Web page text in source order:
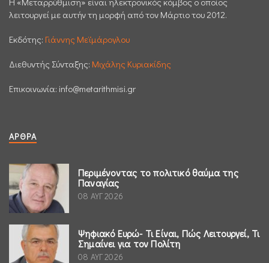
λειτουργεί με αυτήν τη μορφή από τον Μάρτιο του 2012.
Εκδότης: Γιάννης Μεϊμάρογλου
Διεθυντής Σύνταξης: Μιχάλης Κυριακίδης
Επικοινωνία: info@metarithmisi.gr
ΆΡΘΡΑ
Περιμένοντας το πολιτικό θαύμα της
Παναγίας
08 ΑΥΓ 2026
Ψηφιακό Ευρώ- Τι Είναι, Πώς Λειτουργεί, Τι
Σημαίνει για τον Πολίτη
08 ΑΥΓ 2026